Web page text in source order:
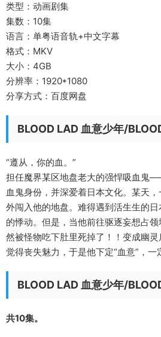
类型：动画剧集
集数：10集
语言：单粤语音轨+中文字幕
格式：MKV
大小：4GB
分辨率：1920*1080
分享方式：百度网盘
BLOOD LAD 血意少年/
“遵从，你的血。”
担任魔界某区地盘老大的强悍吸血鬼
血鬼身份，并深爱着日本文化。某天
外闯入他的地盘。难得遇到活生生的
的悸动。但是，当他前往驱逐妄想占
然被怪物吃下肚里死掉了！！变成幽
觉得丧失魅力，于是他下定“血意”，
BLOOD LAD 血意少年/
共10集。